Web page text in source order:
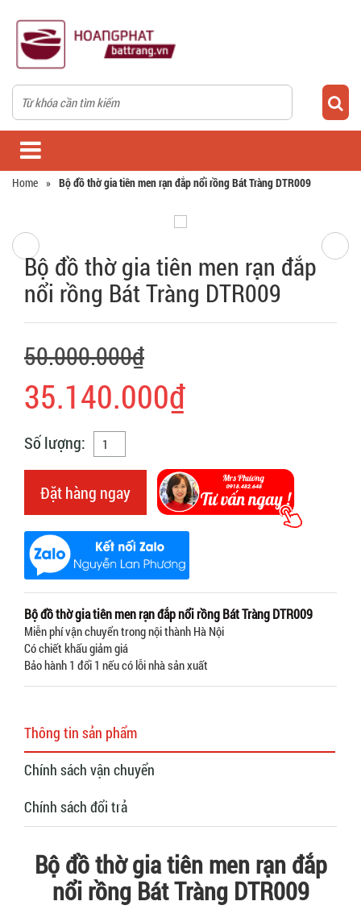
Home » Bộ đồ thờ gia tiên men rạn đắp nổi rồng Bát Tràng DTR009
Bộ đồ thờ gia tiên men rạn đắp
nổi rồng Bát Tràng DTR009
50.000.000₫
35.140.000₫
Số lượng:
Đặt hàng ngay
Bộ đồ thờ gia tiên men rạn đắp nổi rồng Bát Tràng DTR009
Miễn phí vận chuyển trong nội thành Hà Nội
Có chiết khấu giảm giá
Bảo hành 1 đổi 1 nếu có lỗi nhà sản xuất
Thông tin sản phẩm
Chính sách vận chuyển
Chính sách đổi trả
Bộ đồ thờ gia tiên men rạn đắp
nổi rồng Bát Tràng DTR009